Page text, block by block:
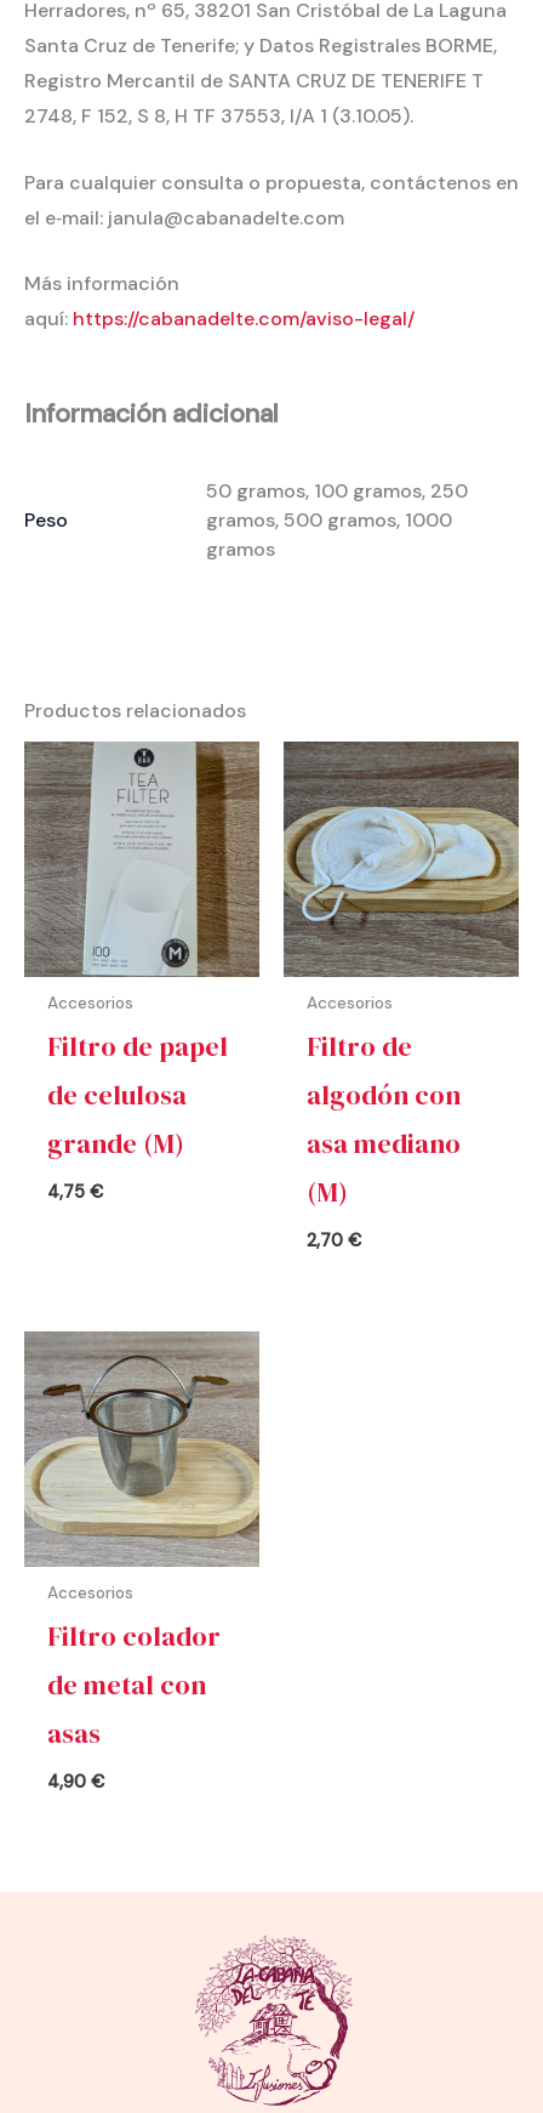
Herradores, nº 65, 38201 San Cristóbal de La Laguna
Santa Cruz de Tenerife; y Datos Registrales BORME,
Registro Mercantil de SANTA CRUZ DE TENERIFE T
2748, F 152, S 8, H TF 37553, I/A 1 (3.10.05).
Para cualquier consulta o propuesta, contáctenos en
el e‐mail: janula@cabanadelte.com
Más información
aquí: https://cabanadelte.com/aviso-legal/
Información adicional
Peso
50 gramos, 100 gramos, 250
gramos, 500 gramos, 1000
gramos
Productos relacionados
Accesorios
Filtro de papel
de celulosa
grande (M)
4,75€
Accesorios
Filtro de
algodón con
asa mediano
(M)
2,70€
Accesorios
Filtro colador
de metal con
asas
4,90€